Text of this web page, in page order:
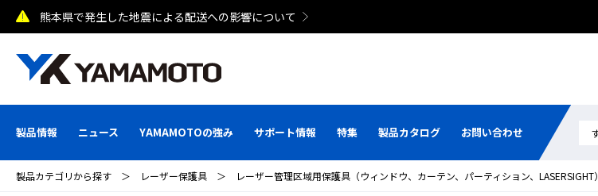
熊本県で発生した地震による配送への影響について
製品情報 ニュース YAMAMOTOの強み サポート情報 特集 製品カタログ お問い合わせ
製品カテゴリから探す ＞ レーザー保護具 ＞ レーザー管理区域用保護具（ウィンドウ、カーテン、パーティション、LASERSIGHT）